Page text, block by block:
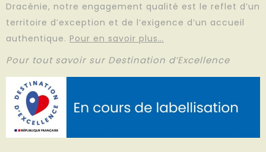
Dracénie, notre engagement qualité est le reflet d’un
territoire d’exception et de l’exigence d’un accueil
authentique. Pour en savoir plus…
Pour tout savoir sur Destination d’Excellence